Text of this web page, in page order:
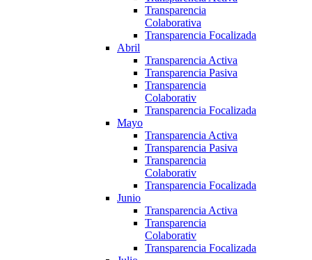
Transparencia
Colaborativa
Transparencia Focalizada
Abril
Transparencia Activa
Transparencia Pasiva
Transparencia
Colaborativ
Transparencia Focalizada
Mayo
Transparencia Activa
Transparencia Pasiva
Transparencia
Colaborativ
Transparencia Focalizada
Junio
Transparencia Activa
Transparencia
Colaborativ
Transparencia Focalizada